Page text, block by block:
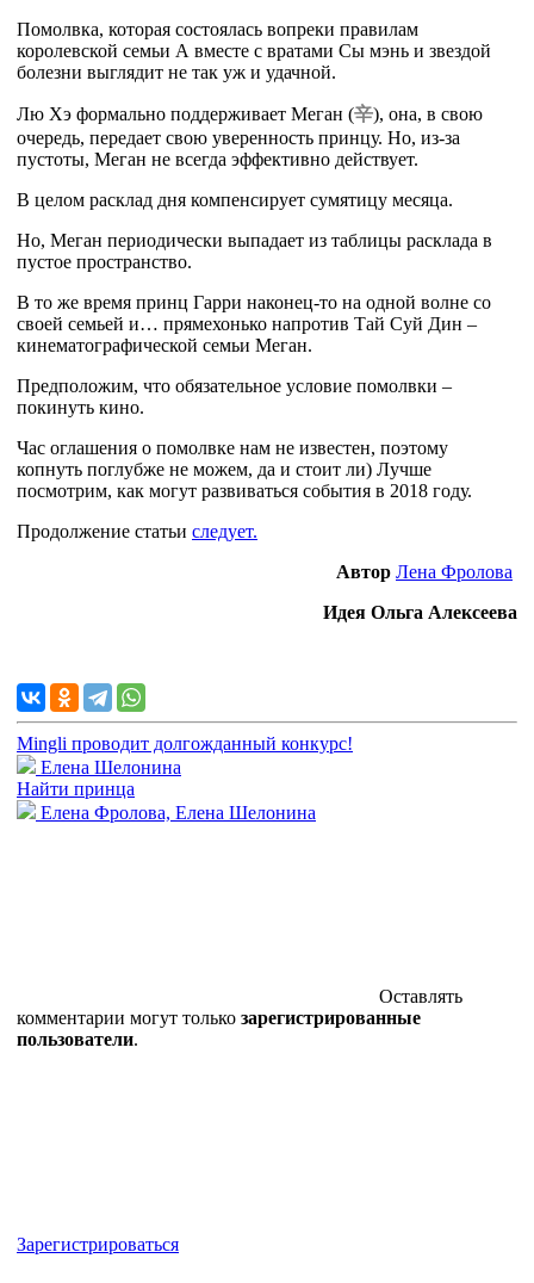
Помолвка, которая состоялась вопреки правилам
королевской семьи А вместе с вратами Сы мэнь и звездой
болезни выглядит не так уж и удачной.
Лю Хэ формально поддерживает Меган (辛), она, в свою
очередь, передает свою уверенность принцу. Но, из-за
пустоты, Меган не всегда эффективно действует.
В целом расклад дня компенсирует сумятицу месяца.
Но, Меган периодически выпадает из таблицы расклада в
пустое пространство.
В то же время принц Гарри наконец-то на одной волне со
своей семьей и… прямехонько напротив Тай Суй Дин –
кинематографической семьи Меган.
Предположим, что обязательное условие помолвки –
покинуть кино.
Час оглашения о помолвке нам не известен, поэтому
копнуть поглубже не можем, да и стоит ли) Лучше
посмотрим, как могут развиваться события в 2018 году.
Продолжение статьи следует.
Автор Лена Фролова
Идея Ольга Алексеева
Mingli проводит долгожданный конкурс!
Елена Шелонина
Найти принца
Елена Фролова, Елена Шелонина
Оставлять
комментарии могут только зарегистрированные
пользователи.
Зарегистрироваться